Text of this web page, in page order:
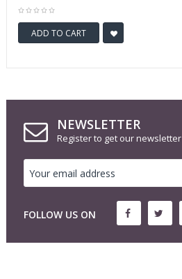
ADD TO CART
NEWSLETTER
Register to get our newsletter
FOLLOW US ON